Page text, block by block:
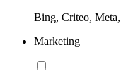
Bing, Criteo,
Marketing